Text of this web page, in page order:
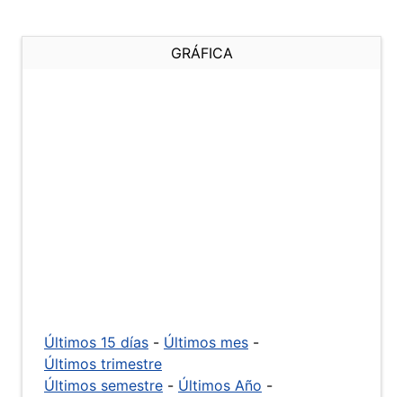
GRÁFICA
Últimos 15 días - Últimos mes -
Últimos trimestre
Últimos semestre - Últimos Año -